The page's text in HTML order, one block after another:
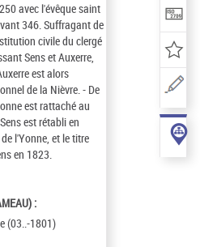
avec l'évêque saint
346. Suffragant de
civile du clergé
Sens et Auxerre,
est alors
de la Nièvre. - De
est rattaché au
est rétabli en
l'Yonne, et le titre
en 1823.
:
(03..-1801)